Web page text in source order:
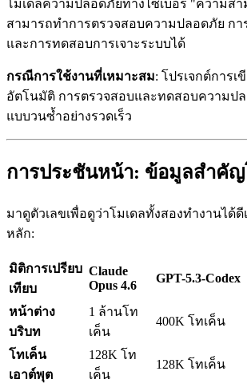
โมเดลความปลอดภัยทางไซเบอร์ "ความสา
สามารถทำการตรวจสอบความปลอดภัย กา
และการทดสอบการเจาะระบบได้
กรณีการใช้งานที่เหมาะสม: โปรเจกต์การเ
อัตโนมัติ การตรวจสอบและทดสอบความป
แบบวนซ้ำอย่างรวดเร็ว
การประชันหน้า: ข้อมูลสำคัญ
มาดูตัวเลขเพื่อดูว่าโมเดลทั้งสองทำงานได้ดี
หลัก:
มิติการเปรียบ
เทียบ
Claude
Opus 4.6
GPT-5.3-Codex
หน้าต่าง
บริบท
1 ล้านโท
เค็น
400K โทเค็น
โทเค็น
เอาต์พุต
128K โท
เค็น
128K โทเค็น